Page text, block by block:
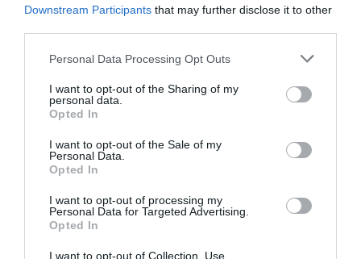
Downstream Participants that may further disclose it to other
Please note that this website/app uses one or more Google
not limited to your visit or usage behaviour. You may click to
grant or deny consent to Google and its third-party tags to
use your data for below specified purposes in below Google
consent section.
Personal Data Processing Opt Outs
I want to opt-out of the Sharing of my
personal data.
Opted In
I want to opt-out of the Sale of my
Personal Data.
Opted In
I want to opt-out of processing my
Personal Data for Targeted Advertising.
Opted In
I want to opt-out of Collection, Use,
közelmúltban egynapos
belépődíjat vezettek be a
túlzsúfoltság csökkentése
érdekében
– mondta.